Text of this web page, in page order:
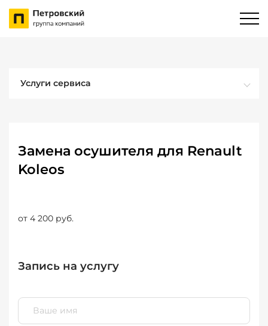
Услуги сервиса
Замена осушителя для Renault
Koleos
от 4 200 руб.
Запись на услугу